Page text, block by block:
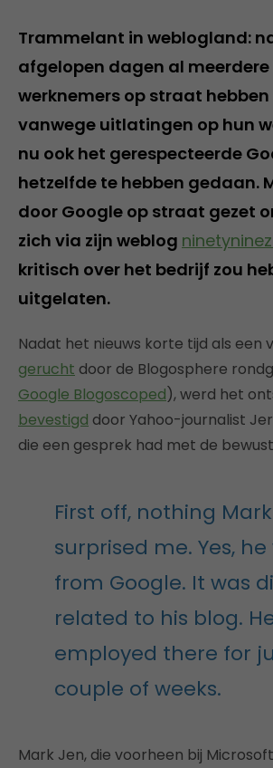
Trammelant in weblogland:
afgelopen dagen al
werknemers op straat hebben
vanwege uitlatingen op hun
nu ook het gerespecteerde
hetzelfde te hebben gedaan.
door Google op straat gezet
zich via zijn weblog
kritisch over het bedrijf zou
uitgelaten.
Nadat het nieuws korte tijd als een
gerucht door de Blogosphere
Google Blogoscoped), werd het
bevestigd door Yahoo-journalist
die een gesprek had met de
First off, nothing
surprised me. Yes,
from Google. It was
related to his blog.
employed there for
couple of weeks.
Mark Jen, die voorheen bij